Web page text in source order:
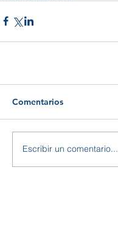
Comentarios
Escribir un comentario...